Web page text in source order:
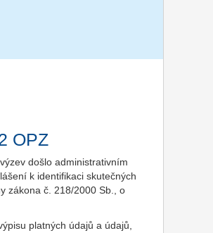
OPZ
došlo administrativním
k identifikaci skutečných
zákona č. 218/2000 Sb., o
platných údajů a údajů,